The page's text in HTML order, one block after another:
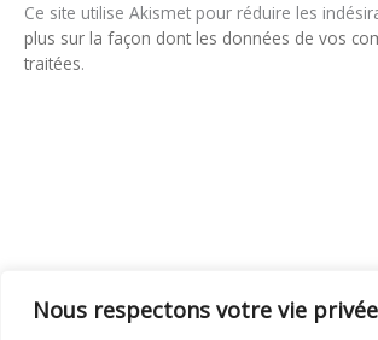
Nous respectons votre vie
Ce site utilise Akismet pour réduire les
plus sur la façon dont les données de vos
traitées.